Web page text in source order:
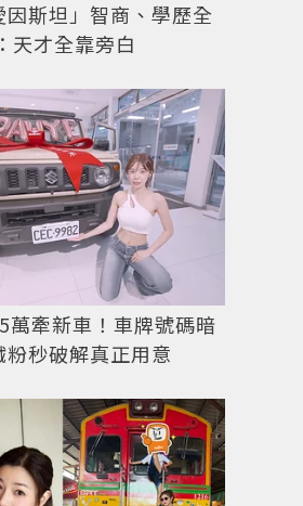
因斯坦」智商、學歷全
天才全靠旁白
萬牽新車！車牌號碼暗
秒破解真正用意